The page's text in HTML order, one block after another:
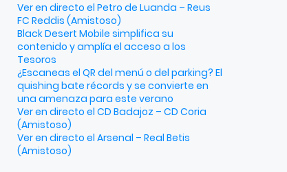
Ver en directo el Petro de Luanda – Reus
FC Reddis (Amistoso)
Black Desert Mobile simplifica su
contenido y amplía el acceso a los
Tesoros
¿Escaneas el QR del menú o del parking? El
quishing bate récords y se convierte en
una amenaza para este verano
Ver en directo el CD Badajoz – CD Coria
(Amistoso)
Ver en directo el Arsenal – Real Betis
(Amistoso)